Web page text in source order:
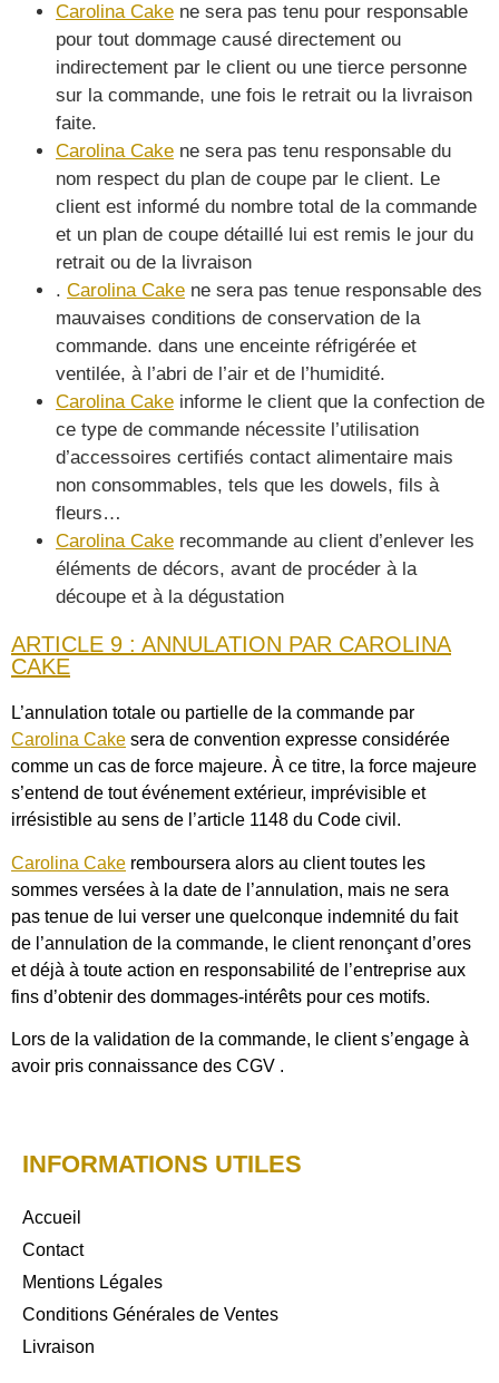
Carolina Cake ne sera pas tenu pour responsable
pour tout dommage causé directement ou
indirectement par le client ou une tierce personne
sur la commande, une fois le retrait ou la livraison
faite.
Carolina Cake ne sera pas tenu responsable du
nom respect du plan de coupe par le client. Le
client est informé du nombre total de la commande
et un plan de coupe détaillé lui est remis le jour du
retrait ou de la livraison
. Carolina Cake ne sera pas tenue responsable des
mauvaises conditions de conservation de la
commande. dans une enceinte réfrigérée et
ventilée, à l’abri de l’air et de l’humidité.
Carolina Cake informe le client que la confection de
ce type de commande nécessite l’utilisation
d’accessoires certifiés contact alimentaire mais
non consommables, tels que les dowels, fils à
fleurs…
Carolina Cake recommande au client d’enlever les
éléments de décors, avant de procéder à la
découpe et à la dégustation
ARTICLE 9 : ANNULATION PAR CAROLINA
CAKE
L’annulation totale ou partielle de la commande par
Carolina Cake sera de convention expresse considérée
comme un cas de force majeure. À ce titre, la force majeure
s’entend de tout événement extérieur, imprévisible et
irrésistible au sens de l’article 1148 du Code civil.
Carolina Cake remboursera alors au client toutes les
sommes versées à la date de l’annulation, mais ne sera
pas tenue de lui verser une quelconque indemnité du fait
de l’annulation de la commande, le client renonçant d’ores
et déjà à toute action en responsabilité de l’entreprise aux
fins d’obtenir des dommages-intérêts pour ces motifs.
Lors de la validation de la commande, le client s’engage à
avoir pris connaissance des CGV .
INFORMATIONS UTILES
Accueil
Contact
Mentions Légales
Conditions Générales de Ventes
Livraison